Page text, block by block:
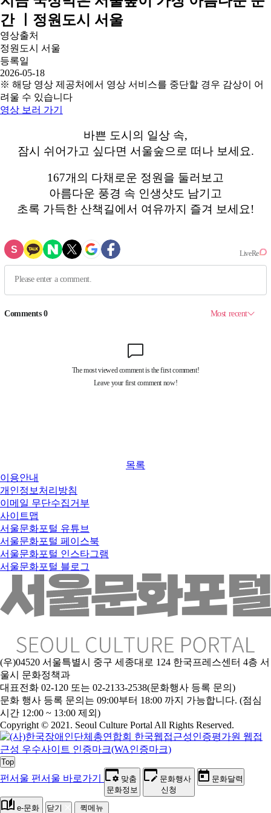
간 ㅣ정원도시 서울
영상출처
정원도시 서울
등록일
2026-05-18
※ 해당 영상 제공처에서 영상 서비스를 중단할 경우 감상이 어
려울 수 있습니다
영상 보러 가기
바쁜 도시의 일상 속,
잠시 쉬어가고 싶다면 서울숲으로 떠나 보세요.
167개의 다채로운 정원을 둘러보고
아름다운 풍경 속 인생샷도 남기고
초록 가득한 산책길에서 여유까지 즐겨 보세요!
목록
이용안내
개인정보처리방침
이메일 무단수집거부
사이트맵
서울문화포털 유튜브
서울문화포털 페이스북
서울문화포털 인스타그램
서울문화포털 블로그
(우)04520 서울특별시 중구 세종대로 124 한국프레스센터 4층 서
울시 문화정책과
대표전화 02-120 또는 02-2133-2538(문화행사 등록 문의)
문화 행사 등록 문의는 09:00부터 18:00 까지 가능합니다. (점심
시간 12:00 ~ 13:00 제외)
Copyright © 2021. Seoul Culture Portal All Rights Reserved.
Top
펀서울 펀서울 바로가기
맞춤
문화정보
문화행사
신청
문화달력
e-문화 닫기 퀵메뉴